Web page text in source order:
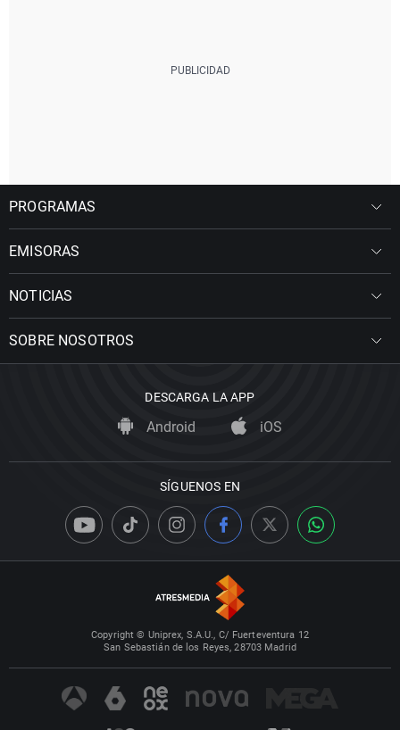
PROGRAMAS
EMISORAS
NOTICIAS
SOBRE NOSOTROS
DESCARGA LA APP
Android iOS
SÍGUENOS EN
Copyright © Uniprex, S.A.U., C/ Fuerteventura 12
San Sebastián de los Reyes, 28703 Madrid